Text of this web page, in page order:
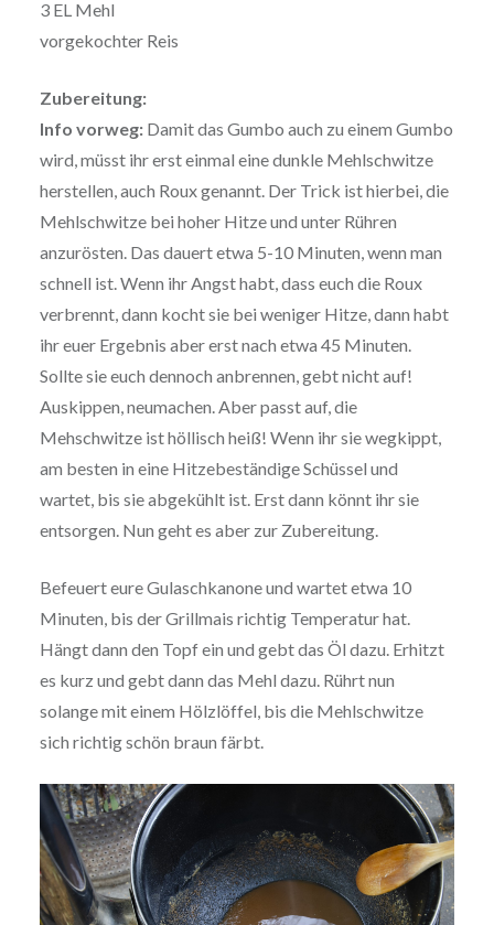
3 EL Mehl
vorgekochter Reis
Zubereitung:
Info vorweg:Damit das Gumbo auch zu einem Gumbo
wird, müsst ihr erst einmal eine dunkle Mehlschwitze
herstellen, auch Roux genannt. Der Trick ist hierbei, die
Mehlschwitze bei hoher Hitze und unter Rühren
anzurösten. Das dauert etwa 5-10 Minuten, wenn man
schnell ist. Wenn ihr Angst habt, dass euch die Roux
verbrennt, dann kocht sie bei weniger Hitze, dann habt
ihr euer Ergebnis aber erst nach etwa 45 Minuten.
Sollte sie euch dennoch anbrennen, gebt nicht auf!
Auskippen, neumachen. Aber passt auf, die
Mehschwitze ist höllisch heiß! Wenn ihr sie wegkippt,
am besten in eine Hitzebeständige Schüssel und
wartet, bis sie abgekühlt ist. Erst dann könnt ihr sie
entsorgen. Nun geht es aber zur Zubereitung.
Befeuert eure Gulaschkanone und wartet etwa 10
Minuten, bis der Grillmais richtig Temperatur hat.
Hängt dann den Topf ein und gebt das Öl dazu. Erhitzt
es kurz und gebt dann das Mehl dazu. Rührt nun
solange mit einem Hölzlöffel, bis die Mehlschwitze
sich richtig schön braun färbt.